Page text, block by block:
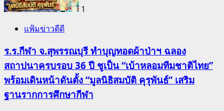
1
แฟ้มข่าวดีดี
ร.ร.กีฬา จ.สุพรรณบุรี ทำบุญทอดผ้าป่าฯ ฉลอง
สถาปนาครบรอบ 36 ปี ชูเป็น “เบ้าหลอมทีมชาติไทย”
พร้อมเดินหน้าดันตั้ง “มูลนิธิสมบัติ คุรุพันธ์” เสริม
ฐานรากการศึกษากีฬา